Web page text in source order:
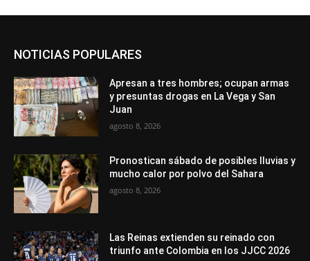
NOTICIAS POPULARES
Apresan a tres hombres; ocupan armas
y presuntas drogas en La Vega y San
Juan
agosto 8, 2026
Pronostican sábado de posibles lluvias y
mucho calor por polvo del Sahara
agosto 8, 2026
Las Reinas extienden su reinado con
triunfo ante Colombia en los JJCC 2026